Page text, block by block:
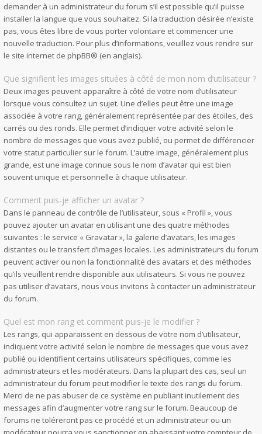
demander à un administrateur du forum s’il est possible qu’il puisse
installer la langue que vous souhaitez. Si la traduction désirée n’existe
pas, vous êtes libre de vous porter volontaire et commencer une
nouvelle traduction. Pour plus d’informations, veuillez vous rendre sur
le site internet de phpBB® (en anglais).
Que signifient les images situées à côté de mon nom d’utilisateur ?
Deux images peuvent apparaître à côté de votre nom d’utilisateur
lorsque vous consultez un sujet. Une d’elles peut être une image
associée à votre rang, généralement représentée par des étoiles, des
carrés ou des ronds. Elle permet d’indiquer votre activité selon le
nombre de messages que vous avez publié, ou permet de différencier
votre statut particulier sur le forum. L’autre image, généralement plus
grande, est une image connue sous le nom d’avatar qui est bien
souvent unique et personnelle à chaque utilisateur.
Comment puis-je afficher un avatar ?
Dans le panneau de contrôle de l’utilisateur, sous « Profil », vous
pouvez ajouter un avatar en utilisant une des quatre méthodes
suivantes : le service « Gravatar », la galerie d’avatars, les images
distantes ou le transfert d’images locales. Les administrateurs du forum
peuvent activer ou non la fonctionnalité des avatars et des méthodes
qu’ils veuillent rendre disponible aux utilisateurs. Si vous ne pouvez
pas utiliser d’avatars, nous vous invitons à contacter un administrateur
du forum.
Quel est mon rang et comment puis-je le modifier ?
Les rangs, qui apparaissent en dessous de votre nom d’utilisateur,
indiquent votre activité selon le nombre de messages que vous avez
publié ou identifient certains utilisateurs spécifiques, comme les
administrateurs et les modérateurs. Dans la plupart des cas, seul un
administrateur du forum peut modifier le texte des rangs du forum.
Merci de ne pas abuser de ce système en publiant inutilement des
messages afin d’augmenter votre rang sur le forum. Beaucoup de
forums ne toléreront pas ce procédé et un administrateur ou un